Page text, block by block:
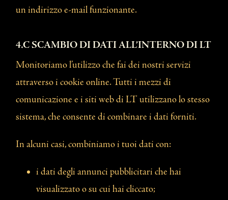
un indirizzo e-mail funzionante.
4.C SCAMBIO DI DATI ALL’INTERNO DI LT
Monitoriamo l’utilizzo che fai dei nostri servizi
attraverso i cookie online. Tutti i mezzi di
comunicazione e i siti web di LT utilizzano lo stesso
sistema, che consente di combinare i dati forniti.
In alcuni casi, combiniamo i tuoi dati con:
i dati degli annunci pubblicitari che hai
visualizzato o su cui hai cliccato;